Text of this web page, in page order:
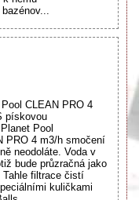
CLEAN PRO 4
pískovou
Pool
PRO 4 m3/h smočení
neodoláte. Voda v
bude průzračná jako
Tahle filtrace čistí
kuličkami